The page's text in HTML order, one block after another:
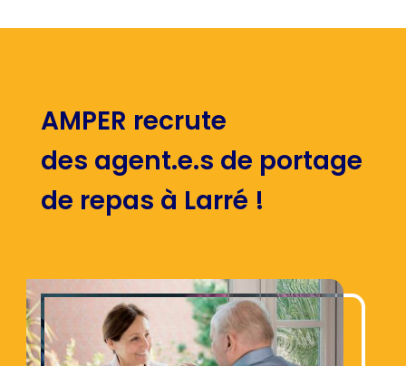
AMPER recrute
des agent.e.s de portage
de repas à Larré !